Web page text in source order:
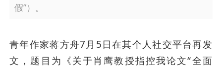
假”）。
青年作家蒋方舟7月5日在其个人社交平台再发
文，题目为《关于肖鹰教授指控我论文“全面